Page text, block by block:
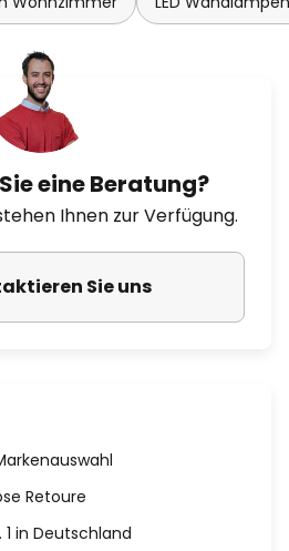
eine Beratung?
Ihnen zur Verfügung.
Sie uns
Retoure
1 in Deutschland